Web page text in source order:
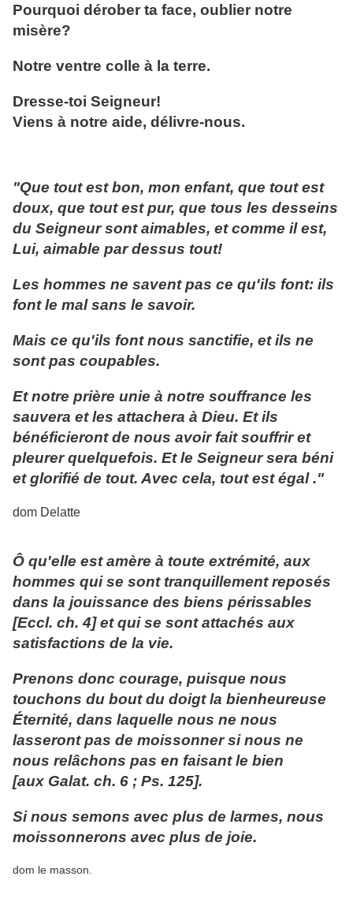
Pourquoi dérober ta face, oublier notre
misère?
Notre ventre colle à la terre.
Dresse-toi Seigneur!
Viens à notre aide, délivre-nous.
"Que tout est bon, mon enfant, que tout est
doux, que tout est pur, que tous les desseins
du Seigneur sont aimables, et comme il est,
Lui, aimable par dessus tout!
Les hommes ne savent pas ce qu'ils font: ils
font le mal sans le savoir.
Mais ce qu'ils font nous sanctifie, et ils ne
sont pas coupables.
Et notre prière unie à notre souffrance les
sauvera et les attachera à Dieu. Et ils
bénéficieront de nous avoir fait souffrir et
pleurer quelquefois. Et le Seigneur sera béni
et glorifié de tout. Avec cela, tout est égal ."
dom Delatte
Ô qu'elle est amère à toute extrémité, aux
hommes qui se sont tranquillement reposés
dans la jouissance des biens périssables
[Eccl. ch. 4] et qui se sont attachés aux
satisfactions de la vie.
Prenons donc courage, puisque nous
touchons du bout du doigt la bienheureuse
Éternité, dans laquelle nous ne nous
lasseront pas de moissonner si nous ne
nous relâchons pas en faisant le bien
[aux Galat. ch. 6 ; Ps. 125].
Si nous semons avec plus de larmes, nous
moissonnerons avec plus de joie.
dom le masson.